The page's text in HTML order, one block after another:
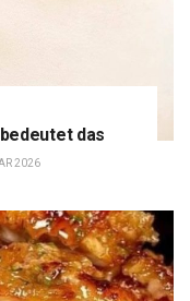
das
2026